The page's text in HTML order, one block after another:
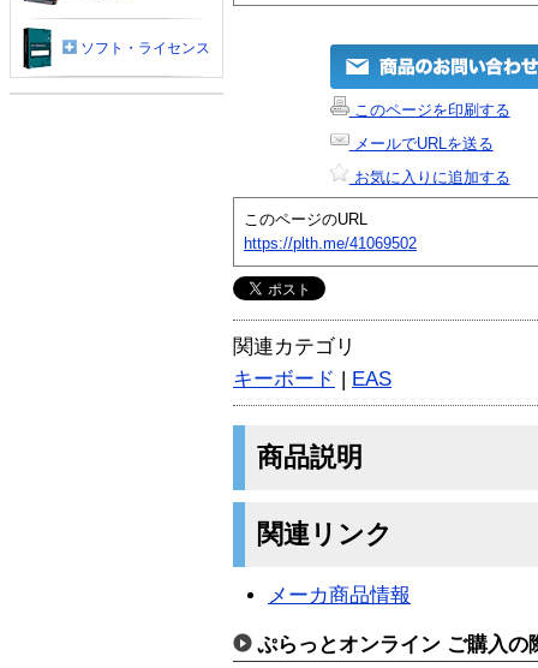
このページを印刷する
メールでURLを送る
お気に入りに追加する
このページのURL
https://plth.me/41069502
関連カテゴリ
キーボード | EAS
商品説明
関連リンク
メーカ商品情報
ぷらっとオンライン ご購入の
ソフト・ライセンス